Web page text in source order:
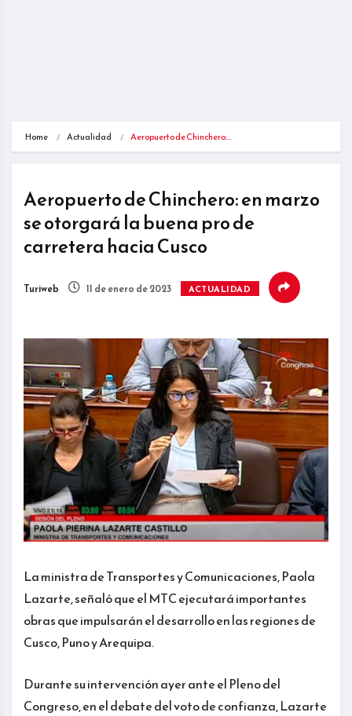
Home Actualidad Aeropuerto de Chinchero:…
Aeropuerto de Chinchero: en marzo
se otorgará la buena pro de
carretera hacia Cusco
Turiweb 11 de enero de 2023 ACTUALIDAD
La ministra de Transportes y Comunicaciones, Paola
Lazarte, señaló que el MTC ejecutará importantes
obras que impulsarán el desarrollo en las regiones de
Cusco, Puno y Arequipa.
Durante su intervención ayer ante el Pleno del
Congreso, en el debate del voto de confianza, Lazarte